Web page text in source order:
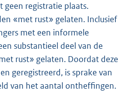
geen registratie plaats.
«met rust» gelaten. Inclusief
met een informele
substantieel deel van de
rust» gelaten. Doordat deze
geregistreerd, is sprake van
van het aantal ontheffingen.